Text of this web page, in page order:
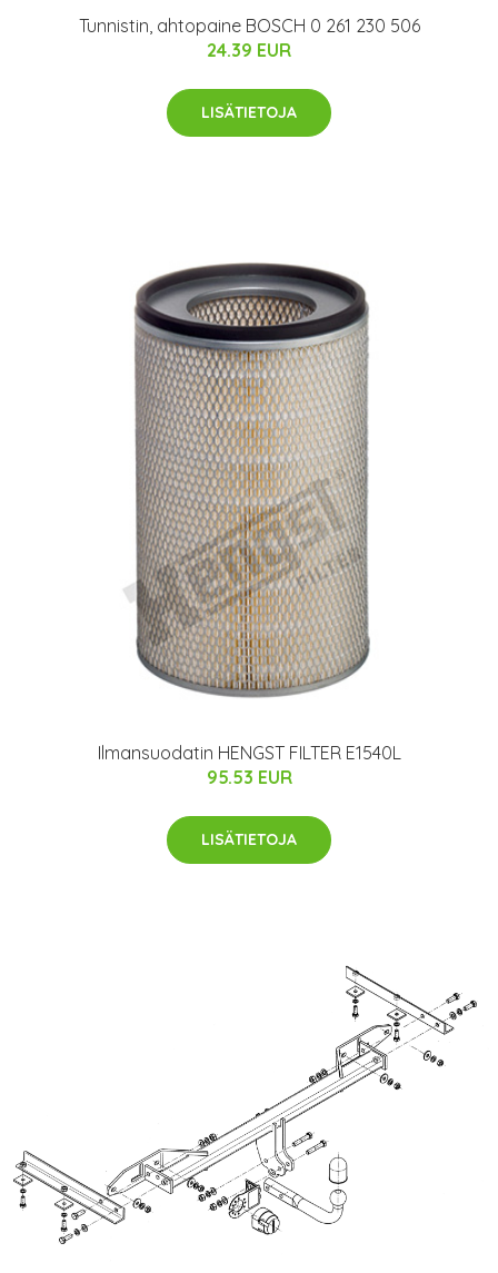
Tunnistin, ahtopaine BOSCH 0 261 230 506
24.39 EUR
LISÄTIETOJA
Ilmansuodatin HENGST FILTER E1540L
95.53 EUR
LISÄTIETOJA